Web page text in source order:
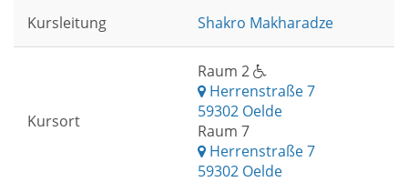
Kursleitung Shakro Makharadze
Kursort
Raum 2
Herrenstraße 7
59302 Oelde
Raum 7
Herrenstraße 7
59302 Oelde